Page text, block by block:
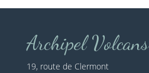
Archipel Volcans
19, route de Clermont